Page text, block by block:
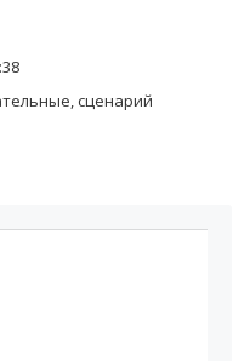
сценарий